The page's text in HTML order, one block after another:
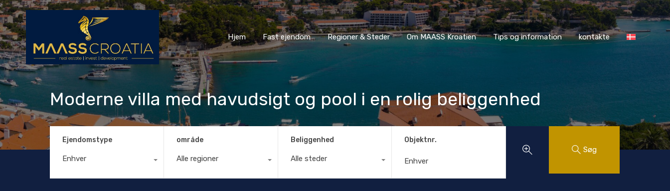
Hjem Fast ejendom Regioner & Steder Om MAASS Kroatien Tips og information kontakte
Hjem Fast ejendom Regioner & Steder Om MAASS Kroatien Tips og information kontakte
Moderne villa med havudsigt og pool i en rolig beliggenhed
Ejendomstype
Enhver
område
Alle regioner
Beliggenhed
Alle steder
Objektnr.
Søg